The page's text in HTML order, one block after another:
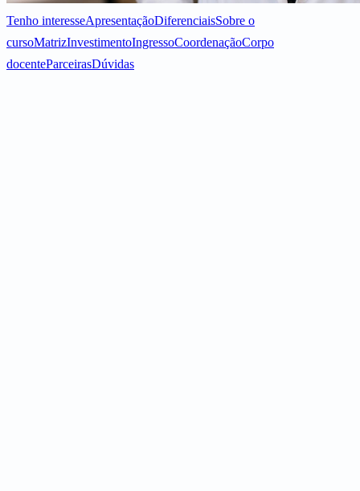
Tenho interesseApresentaçãoDiferenciaisSobre o
cursoMatrizInvestimentoIngressoCoordenaçãoCorpo
docenteParceirasDúvidas